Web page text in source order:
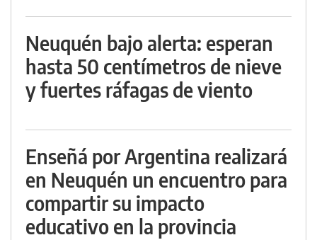
Neuquén bajo alerta: esperan
hasta 50 centímetros de nieve
y fuertes ráfagas de viento
Enseñá por Argentina realizará
en Neuquén un encuentro para
compartir su impacto
educativo en la provincia